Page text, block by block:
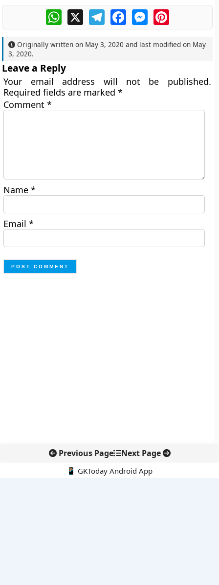
WhatsApp
X TelegramFacebookMessengerPinterest
Originally written on May 3, 2020 and last modified on May
3, 2020.
Leave a Reply
Your email address will not be published.
Required fields are marked*
Comment*
Name*
Email*
Previous Page Next Page
📱 GKToday Android App